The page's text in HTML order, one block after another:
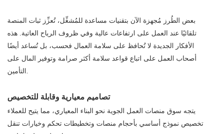
بعض الطُرز مُجهزة الآن بتقنيات مساعدة للمُشغِّل، تُعزِّز ثبات المنصة
تلقائيًا عند العمل على ارتفاعات عالية وفي ظروف الرياح العاتية. هذه
الأفكار الجديدة لا تُحافظ على سلامة العمال فحسب، بل تُساعد أيضًا
أصحاب العمل على اتباع قواعد سلامة أكثر صرامة وتوفير المال على
تصاميم معيارية وقابلة للتخصيص
يتجه سوق منصات العمل الجوية نحو البناء المعياري، مما يتيح للعملاء
تخصيص نموذج أساسي بأحجام منصات وتخطيطات تحكم وخيارات تنقل